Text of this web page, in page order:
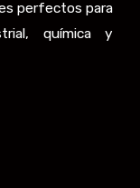
perfectos para
química y